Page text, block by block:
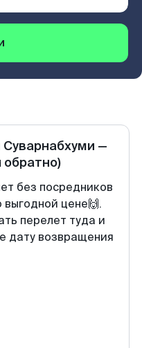
Суварнабхуми —
обратно)
без посредников
выгодной цене🙌.
перелет туда и
дату возвращения